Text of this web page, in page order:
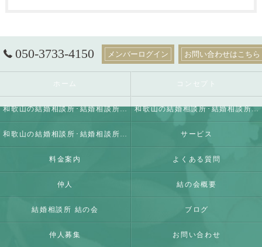
050-3733-4150 メンバーログイン お問い合わせはこちら
ホーム コンセプト
和歌山の結婚相談所･結婚相談所 結の会の口コミ情報 和歌山の結婚相談所･結婚相談所 結の会の評判
和歌山の結婚相談所･結婚相談所 結の会のお客様の声 サービス
料金案内 よくある質問
仲人 結の会概要
結婚相談所 結の会 ブログ
仲人募集 お問い合わせ